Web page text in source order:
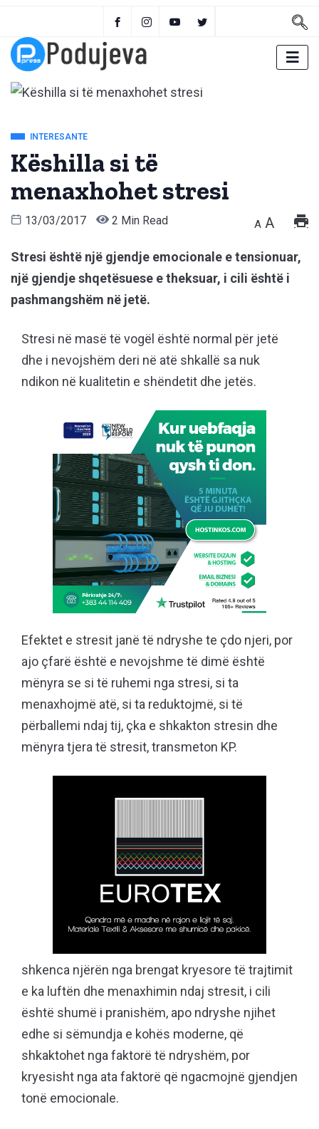
INTERESANTE
Këshilla si të
menaxhohet stresi
13/03/2017 2 Min Read A A
Stresi është një gjendje emocionale e tensionuar,
një gjendje shqetësuese e theksuar, i cili është i
pashmangshëm në jetë.
Stresi në masë të vogël është normal për jetë
dhe i nevojshëm deri në atë shkallë sa nuk
ndikon në kualitetin e shëndetit dhe jetës.
Efektet e stresit janë të ndryshe te çdo njeri, por
ajo çfarë është e nevojshme të dimë është
mënyra se si të ruhemi nga stresi, si ta
menaxhojmë atë, si ta reduktojmë, si të
përballemi ndaj tij, çka e shkakton stresin dhe
mënyra tjera të stresit, transmeton KP.
shkenca njërën nga brengat kryesore të trajtimit
e ka luftën dhe menaxhimin ndaj stresit, i cili
është shumë i pranishëm, apo ndryshe njihet
edhe si sëmundja e kohës moderne, që
shkaktohet nga faktorë të ndryshëm, por
kryesisht nga ata faktorë që ngacmojnë gjendjen
tonë emocionale.